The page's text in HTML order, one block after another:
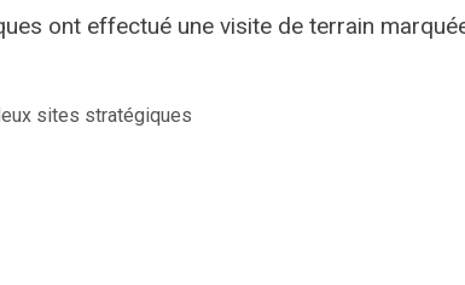
ont effectué une visite de terrain